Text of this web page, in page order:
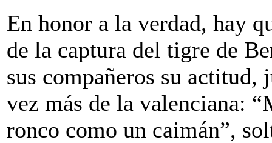
En honor a la verdad, hay
de la captura del tigre de
sus compañeros su
vez más de la valenciana:
ronco como un caimán”,